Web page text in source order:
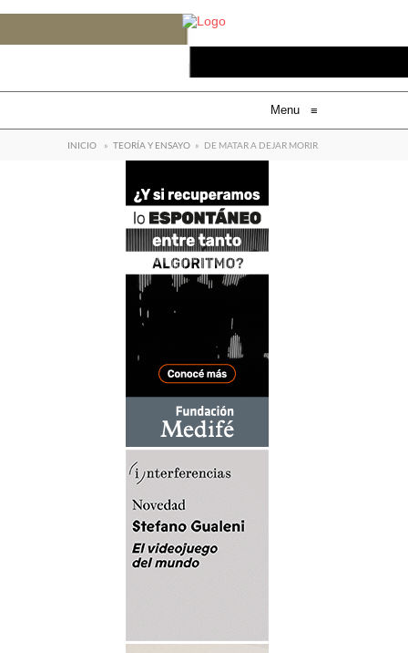
Menu ≡
INICIO » TEORÍA Y ENSAYO » DE MATAR A DEJAR MORIR